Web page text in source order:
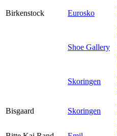
Birkenstock Eurosko
Shoe Gallery
Skoringen
Bisgaard Skoringen